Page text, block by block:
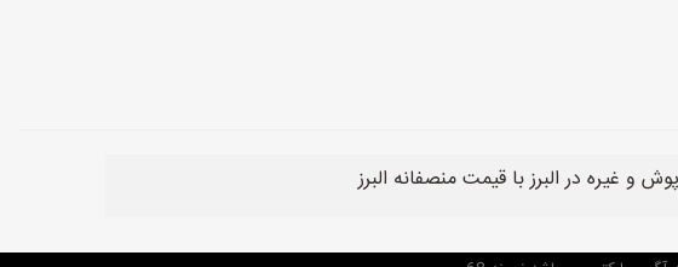
و غیره در البرز با قیمت منصفانه البرز